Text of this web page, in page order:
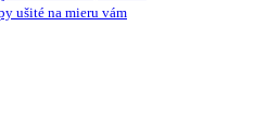
ušité na mieru vám